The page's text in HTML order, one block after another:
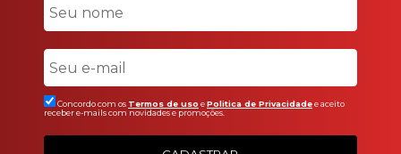
Concordo com os Termos de uso ePolitica de Privacidadee aceito
receber e-mails com novidades e promoções.